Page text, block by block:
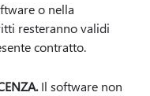
o nella
resteranno validi
contratto.
Il software non